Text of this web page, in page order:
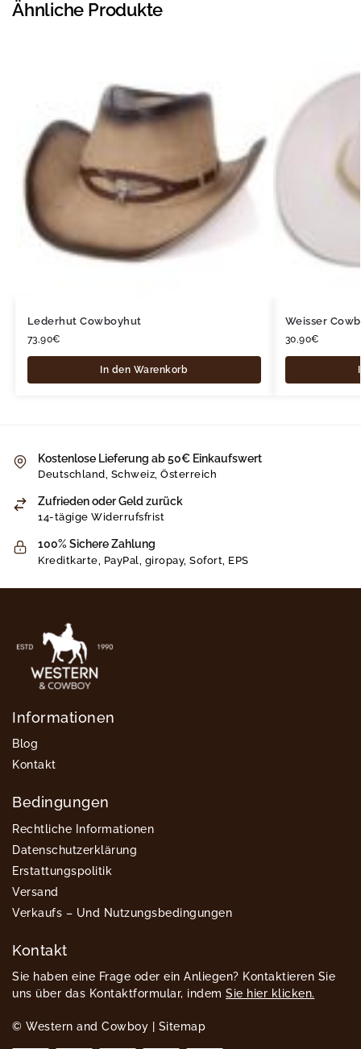
Ähnliche Produkte
Lederhut Cowboyhut
73,90€
In den Warenkorb
Weisser
30,90€
Kostenlose Lieferung ab 50€ Einkaufswert
Deutschland, Schweiz, Österreich
Zufrieden oder Geld zurück
14-tägige Widerrufsfrist
100% Sichere Zahlung
Kreditkarte, PayPal, giropay, Sofort, EPS
Informationen
Blog
Kontakt
Bedingungen
Rechtliche Informationen
Datenschutzerklärung
Erstattungspolitik
Versand
Verkaufs – Und Nutzungsbedingungen
Kontakt
Sie haben eine Frage oder ein Anliegen? Kontaktieren Sie
uns über das Kontaktformular, indem Sie hier klicken.
© Western and Cowboy | Sitemap